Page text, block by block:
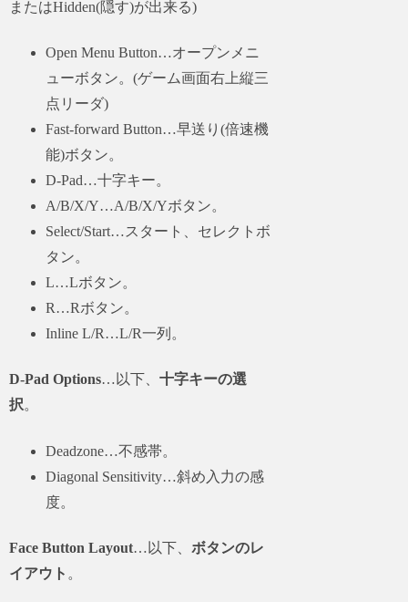
またはHidden(隠す)が出来る)
Open Menu Button…オープンメニ
ューボタン。(ゲーム画面右上縦三
点リーダ)
Fast-forward Button…早送り(倍速機
能)ボタン。
D-Pad…十字キー。
A/B/X/Y…A/B/X/Yボタン。
Select/Start…スタート、セレクトボ
タン。
L…Lボタン。
R…Rボタン。
Inline L/R…L/R一列。
D-Pad Options…以下、十字キーの選
択。
Deadzone…不感帯。
Diagonal Sensitivity…斜め入力の感
度。
Face Button Layout…以下、ボタンのレ
イアウト 。